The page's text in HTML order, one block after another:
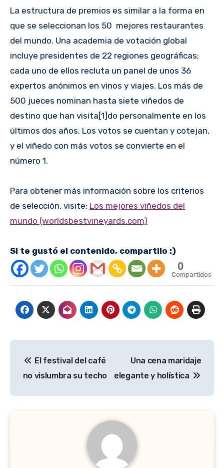
La estructura de premios es similar a la forma en
que se seleccionan los 50 mejores restaurantes
del mundo. Una academia de votación global
incluye presidentes de 22 regiones geográfi­cas;
cada uno de ellos recluta un panel de unos 36
expertos anónimos en vinos y viajes. Los más de
500 jueces nominan hasta siete viñedos de
destino que han visita[1]do personalmente en los
últimos dos años. Los votos se cuentan y cotejan,
y el viñedo con más votos se convierte en el
número 1.
Para obtener más información sobre los criterios
de selección, visite: Los mejores viñedos del
mundo (worldsbestvineyards.com)
Si te gustó el contenido, compartilo :)
0
Compartidos
de
entradas
El festival del café
no vislumbra su techo
Una cena maridaje
elegante y holística